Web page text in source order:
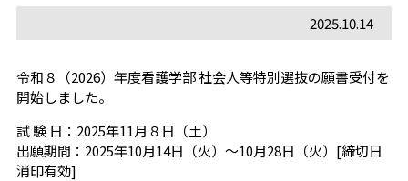
2025.10.14
令和８（2026）年度看護学部 社会人等特別選抜の願書受付を
開始しました。
試 験 日：2025年11月８日（土）
出願期間：2025年10月14日（火）～10月28日（火）[締切日
消印有効]